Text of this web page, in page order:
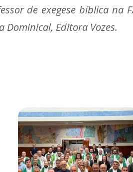
de exegese bíblica na
Dominical, Editora Vozes.